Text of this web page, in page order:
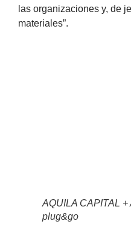
las organizaciones y, de
materiales”.
AQUILA CAPITAL
plug&go